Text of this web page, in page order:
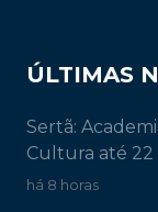
ÚLTIMAS
Sertã:
Cultura até
há 8 horas